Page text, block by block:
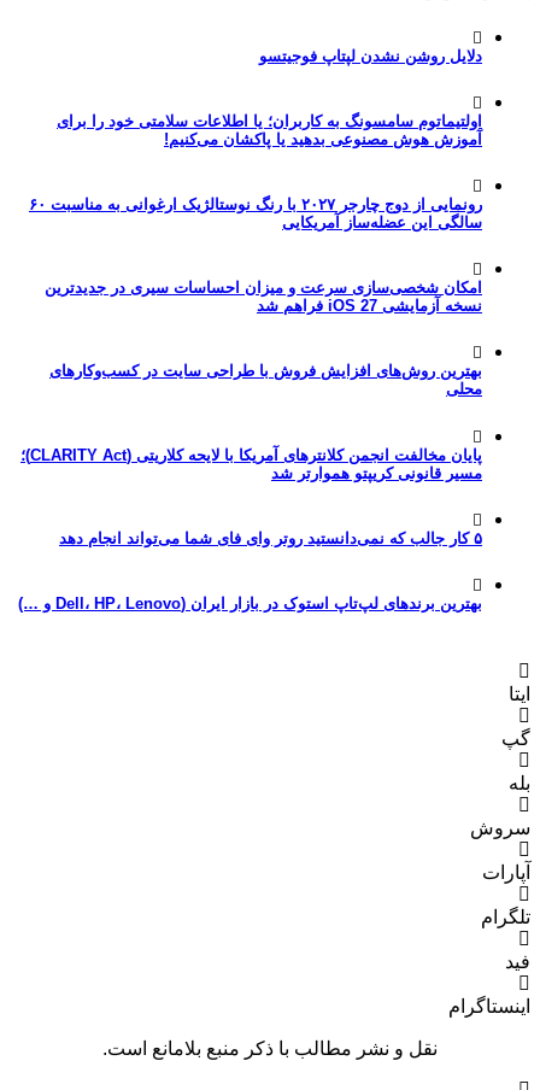
دلایل روشن نشدن لپتاپ فوجیتسو
اولتیماتوم سامسونگ به کاربران؛ یا اطلاعات سلامتی خود را برای
آموزش هوش مصنوعی بدهید یا پاکشان می‌کنیم!
رونمایی از دوج چارجر ۲۰۲۷ با رنگ نوستالژیک ارغوانی به مناسبت ۶۰
سالگی این عضله‌ساز آمریکایی
امکان شخصی‌سازی سرعت و میزان احساسات سیری در جدیدترین
نسخه آزمایشی iOS 27 فراهم شد
بهترین روش‌های افزایش فروش با طراحی سایت در کسب‌وکارهای
محلی
پایان مخالفت انجمن کلانترهای آمریکا با لایحه کلاریتی (CLARITY Act)؛
مسیر قانونی کریپتو هموارتر شد
۵ کار جالب که نمی‌دانستید روتر وای فای شما می‌تواند انجام دهد
بهترین برندهای لپ‌تاپ استوک در بازار ایران (Dell، HP، Lenovo و …)
ایتا
گپ
بله
سروش
آپارات
تلگرام
فید
اینستاگرام
نقل و نشر مطالب با ذکر منبع بلامانع است.